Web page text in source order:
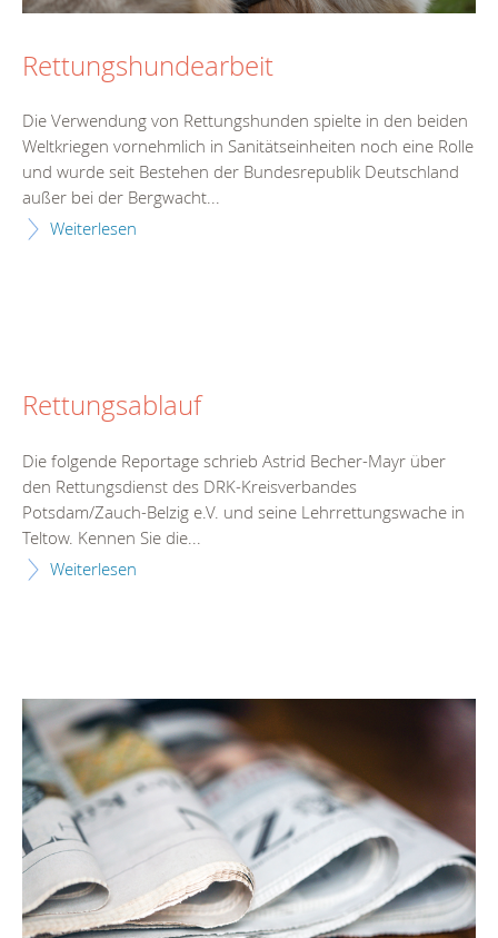
Rettungshundearbeit
Die Verwendung von Rettungshunden spielte in den beiden
Weltkriegen vornehmlich in Sanitätseinheiten noch eine Rolle
und wurde seit Bestehen der Bundesrepublik Deutschland
außer bei der Bergwacht...
Weiterlesen
Rettungsablauf
Die folgende Reportage schrieb Astrid Becher-Mayr über
den Rettungsdienst des DRK-Kreisverbandes
Potsdam/Zauch-Belzig e.V. und seine Lehrrettungswache in
Teltow. Kennen Sie die...
Weiterlesen